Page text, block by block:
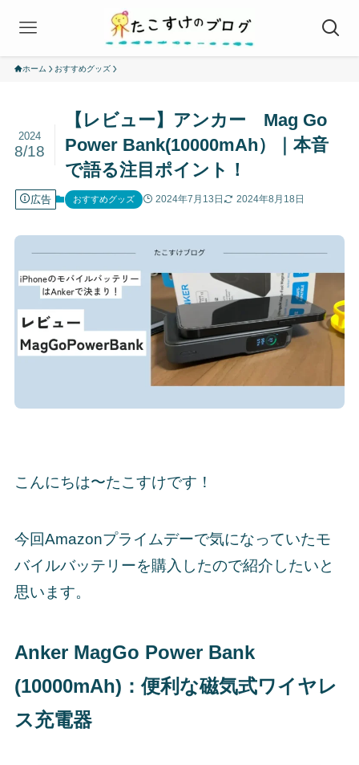
ホーム おすすめグッズ
【レビュー】アンカー Mag Go
Power Bank(10000mAh）｜本音
で語る注目ポイント！
2024
8/18
広告 おすすめグッズ 2024年7月13日 2024年8月18日
こんにちは〜たこすけです！
今回Amazonプライムデーで気になっていたモ
バイルバッテリーを購入したので紹介したいと
思います。
Anker MagGo Power Bank
(10000mAh)：便利な磁気式ワイヤレ
ス充電器